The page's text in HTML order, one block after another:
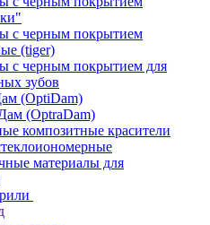
с черным покрытием
(tiger)
с черным покрытием для
зубов
(OptiDam)
(OptraDam)
композитные красители
материалы для